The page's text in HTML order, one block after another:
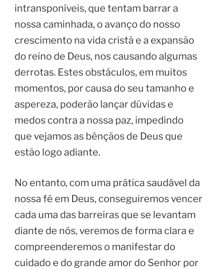
intransponíveis, que tentam barrar a
nossa caminhada, o avanço do nosso
crescimento na vida cristã e a expansão
do reino de Deus, nos causando algumas
derrotas. Estes obstáculos, em muitos
momentos, por causa do seu tamanho e
aspereza, poderão lançar dúvidas e
medos contra a nossa paz, impedindo
que vejamos as bênçãos de Deus que
estão logo adiante.
No entanto, com uma prática saudável da
nossa fé em Deus, conseguiremos vencer
cada uma das barreiras que se levantam
diante de nós, veremos de forma clara e
compreenderemos o manifestar do
cuidado e do grande amor do Senhor por